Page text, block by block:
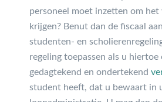
personeel moet inzetten om het
krijgen? Benut dan de fiscaal
studenten- en
regeling toepassen als u
gedagtekend en ondertekend
student heeft, dat u bewaart in